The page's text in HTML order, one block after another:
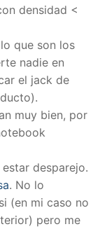
densidad <
que son los
nadie en
el jack de
muy bien, por
desparejo.
. No lo
(en mi caso no
pero me